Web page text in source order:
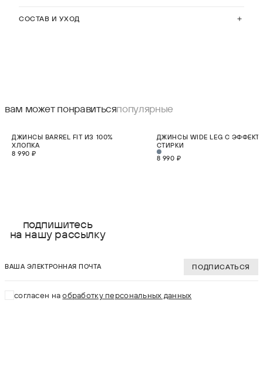
СОСТАВ И УХОД
вам может понравитьсяпопулярные
S
ДЖИНСЫ BARREL FIT ИЗ 100%
ХЛОПКА
8 990 ₽
ДЖИНСЫ WIDE LEG С
СТИРКИ
8 990 ₽
подпишитесь
на нашу рассылку
ПОДПИСАТЬСЯ
согласен наобработку персональных данных